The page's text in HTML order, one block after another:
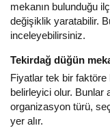
mekanın bulunduğu
değişiklik yaratabilir.
inceleyebilirsiniz.
Tekirdağ düğün
Fiyatlar tek bir faktöre
belirleyici olur. Bunlar
organizasyon türü,
yer alır.